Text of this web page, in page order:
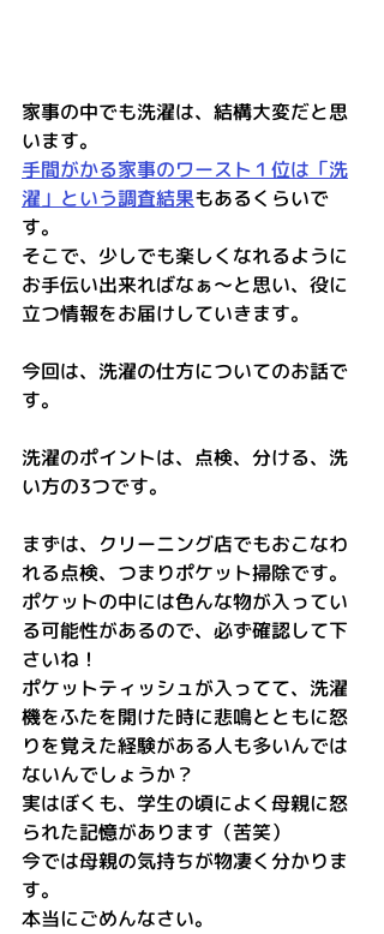
家事の中でも洗濯は、結構大変だと思
います。
手間がかる家事のワースト１位は「洗
濯」という調査結果もあるくらいで
す。
そこで、少しでも楽しくなれるように
お手伝い出来ればなぁ～と思い、役に
立つ情報をお届けしていきます。
今回は、洗濯の仕方についてのお話で
す。
洗濯のポイントは、点検、分ける、洗
い方の3つです。
まずは、クリーニング店でもおこなわ
れる点検、つまりポケット掃除です。
ポケットの中には色んな物が入ってい
る可能性があるので、必ず確認して下
さいね！
ポケットティッシュが入ってて、洗濯
機をふたを開けた時に悲鳴とともに怒
りを覚えた経験がある人も多いんでは
ないんでしょうか？
実はぼくも、学生の頃によく母親に怒
られた記憶があります（苦笑）
今では母親の気持ちが物凄く分かりま
す。
本当にごめんなさい。